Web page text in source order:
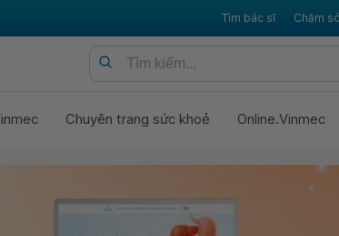
Tìm bác sĩ Chăm
Chuyên trang sức khoẻ Online.Vinmec